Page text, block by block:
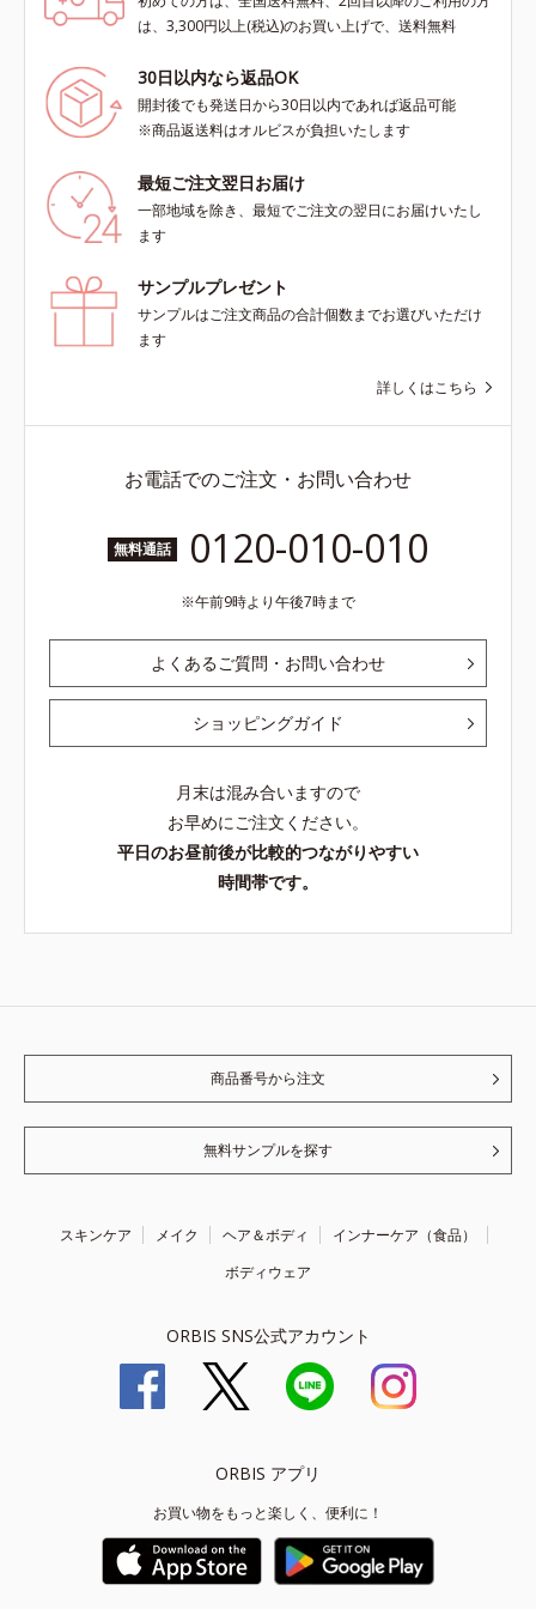
は、3,300円以上(税込)のお買い上げで、送料無料
30日以内なら返品OK
開封後でも発送日から30日以内であれば返品可能
※商品返送料はオルビスが負担いたします
最短ご注文翌日お届け
一部地域を除き、最短でご注文の翌日にお届けいたし
ます
サンプルプレゼント
サンプルはご注文商品の合計個数までお選びいただけ
ます
詳しくはこちら
お電話でのご注文・お問い合わせ
無料通話 0120-010-010
午前9時より午後7時まで
よくあるご質問・お問い合わせ
ショッピングガイド
月末は混み合いますので
お早めにご注文ください。
平日のお昼前後が比較的つながりやすい
時間帯です。
商品番号から注文
無料サンプルを探す
スキンケア メイク ヘア＆ボディ
インナーケア（食品）
ボディウェア
ORBIS SNS公式アカウント
ORBIS アプリ
お買い物をもっと楽しく、便利に！